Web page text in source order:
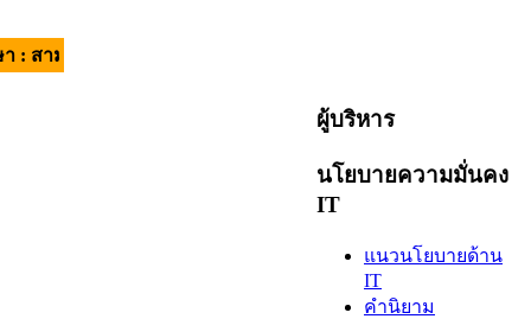
คคี มีวินัย ใส่ใจบริการ | อัตลักษณ์ของผู้เรียน : วินัยดี มีทักษะ |
ผู้บริหาร
นโยบายความมั่นคง
IT
แนวนโยบายด้าน
IT
คำนิยาม